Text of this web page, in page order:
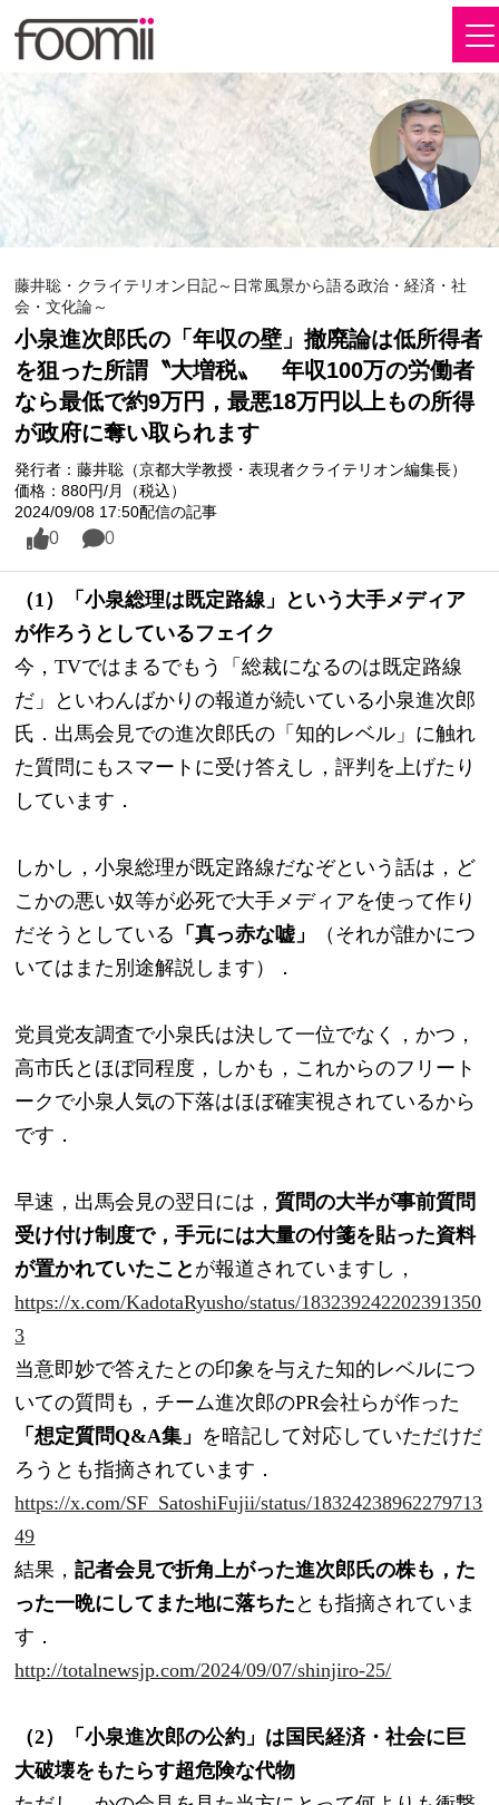
藤井聡・クライテリオン日記～日常風景から語る政治・経済・社
会・文化論～
小泉進次郎氏の「年収の壁」撤廃論は低所得者
を狙った所謂〝大増税〟 年収100万の労働者
なら最低で約9万円，最悪18万円以上もの所得
が政府に奪い取られます
発行者：藤井聡（京都大学教授・表現者クライテリオン編集長）
価格：880円/月（税込）
2024/09/08 17:50配信の記事
0 0
（1）「小泉総理は既定路線」という大手メディア
が作ろうとしているフェイク
今，TVではまるでもう「総裁になるのは既定路線
だ」といわんばかりの報道が続いている小泉進次郎
氏．出馬会見での進次郎氏の「知的レベル」に触れ
た質問にもスマートに受け答えし，評判を上げたり
しています．
しかし，小泉総理が既定路線だなぞという話は，ど
こかの悪い奴等が必死で大手メディアを使って作り
だそうとしている 「真っ赤な嘘」
（それが誰かにつ
いてはまた別途解説します）．
党員党友調査で小泉氏は決して一位でなく，かつ，
高市氏とほぼ同程度，しかも，これからのフリート
ークで小泉人気の下落はほぼ確実視されているから
です．
早速，出馬会見の翌日には，質問の大半が事前質問
受け付け制度で，手元には大量の付箋を貼った資料
が置かれていたこと が報道されていますし，
https://x.com/KadotaRyusho/status/183239242202391350
3
当意即妙で答えたとの印象を与えた知的レベルにつ
いての質問も，チーム進次郎のPR会社らが作った
「想定質問Q&A集」 を暗記して対応していただけだ
ろうとも指摘されています．
https://x.com/SF_SatoshiFujii/status/18324238962279713
49
結果，記者会見で折角上がった進次郎氏の株も， た
った一晩にしてまた地に落ちた とも指摘されていま
す．
http://totalnewsjp.com/2024/09/07/shinjiro-25/
（2）「小泉進次郎の公約」は国民経済・社会に巨
大破壊をもたらす超危険な代物